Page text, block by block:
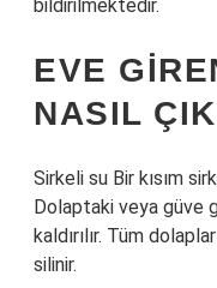
bildirilmektedir.
EVE
NASIL
Sirkeli su Bir kısım
Dolaptaki veya güve
kaldırılır. Tüm
silinir.